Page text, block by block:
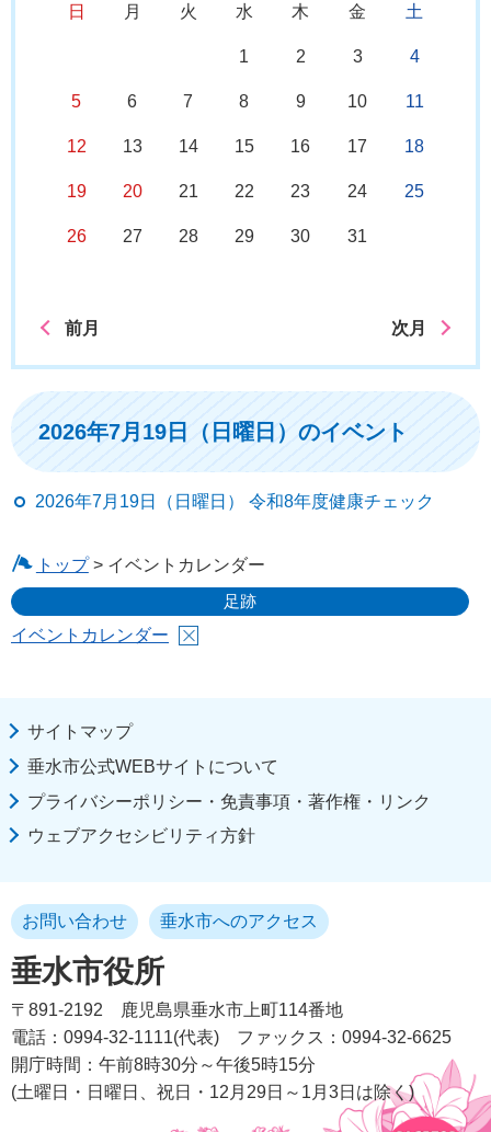
日 月 火 水 木 金 土
1 2 3 4
5 6 7 8 9 10 11
12 13 14 15 16 17 18
19 20 21 22 23 24 25
26 27 28 29 30 31
前月 次月
2026年7月19日（日曜日）のイベント
2026年7月19日（日曜日） 令和8年度健康チェック
トップ> イベントカレンダー
足跡
イベントカレンダー
サイトマップ
垂水市公式WEBサイトについて
プライバシーポリシー・免責事項・著作権・リンク
ウェブアクセシビリティ方針
垂水市役所
お問い合わせ 垂水市へのアクセス
〒891-2192
鹿児島県垂水市上町114番地
電話：0994-32-1111(代表)
ファックス：0994-32-6625
開庁時間：午前8時30分～午後5時15分
(土曜日・日曜日、祝日・12月29日～1月3日は除く)